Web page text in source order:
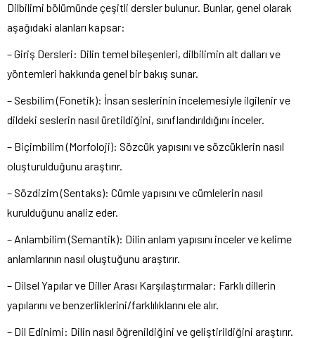
Dilbilimi bölümünde çeşitli dersler bulunur. Bunlar, genel olarak
aşağıdaki alanları kapsar:
– Giriş Dersleri: Dilin temel bileşenleri, dilbilimin alt dalları ve
yöntemleri hakkında genel bir bakış sunar.
– Sesbilim (Fonetik): İnsan seslerinin incelemesiyle ilgilenir ve
dildeki seslerin nasıl üretildiğini, sınıflandırıldığını inceler.
– Biçimbilim (Morfoloji): Sözcük yapısını ve sözcüklerin nasıl
oluşturulduğunu araştırır.
– Sözdizim (Sentaks): Cümle yapısını ve cümlelerin nasıl
kurulduğunu analiz eder.
– Anlambilim (Semantik): Dilin anlam yapısını inceler ve kelime
anlamlarının nasıl oluştuğunu araştırır.
– Dilsel Yapılar ve Diller Arası Karşılaştırmalar: Farklı dillerin
yapılarını ve benzerliklerini/farklılıklarını ele alır.
– Dil Edinimi: Dilin nasıl öğrenildiğini ve geliştirildiğini araştırır.